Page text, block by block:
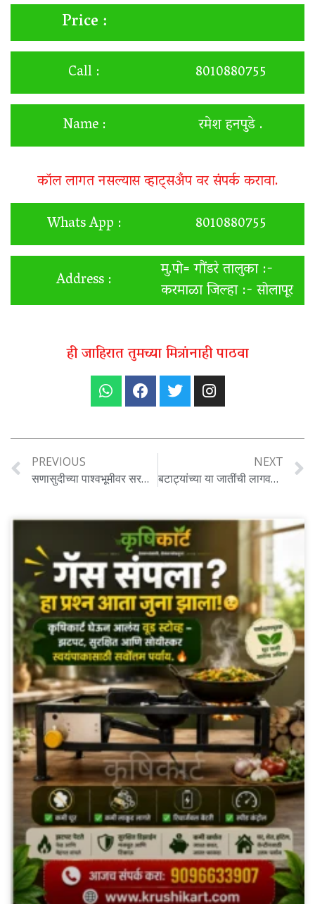
Price :
Call :
8010880755
Name :
रमेश हनपुडे .
कॉल लागत नसल्यास व्हाट्सअँप वर संपर्क करावा.
Whats App :
8010880755
Address : मु.पो= गौंडरे तालुका :-
करमाळा जिल्हा :- सोलापूर
ही जाहिरात तुमच्या मित्रांनाही पाठवा
PREVIOUS
सणासुदीच्या पाश्वभूमीवर सरकारकडून तांदूळ , तूर आणी हरभरा इत्यादी पिकाच्या दरावरती नियंत्रण, तरीही बाजारात मागणी वाढण्याची शक्यता.
NEXT
बटाट्यांच्या या जातींची लागवड करून शेतकरी बनत आहेत श्रीमंत , जाणून घ्या सविस्तर ..